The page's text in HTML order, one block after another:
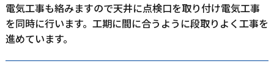
電気工事も絡みますので天井に点検口を取り付け電気工事
を同時に行います。工期に間に合うように段取りよく工事を
進めています。